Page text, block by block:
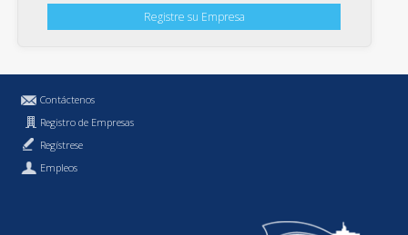
Registre su Empresa
Contáctenos
Registro de Empresas
Regístrese
Empleos